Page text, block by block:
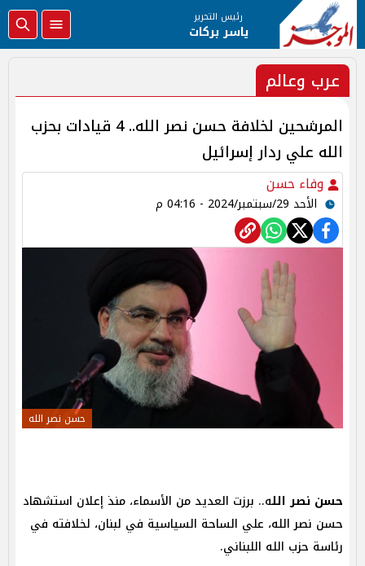
رئيس التحرير
ياسر بركات
عرب وعالم
المرشحين لخلافة حسن نصر الله.. 4 قيادات بحزب
الله علي ردار إسرائيل
وفاء حسن
الأحد 29/سبتمبر/2024 - 04:16 م
حسن نصر الله
حسن نصر الله.. برزت العديد من الأسماء، منذ إعلان استشهاد
حسن نصر الله، علي الساحة السياسية في لبنان، لخلافته في
رئاسة حزب الله اللبناني.